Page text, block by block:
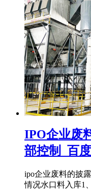
IPO企业废
部控制_百
ipo企业废料的披
情况水口料入库1